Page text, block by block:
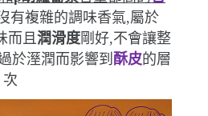
有複雜的調味香氣,屬於
而且潤滑度剛好,不會讓整
於溼潤而影響到 酥皮的層
次